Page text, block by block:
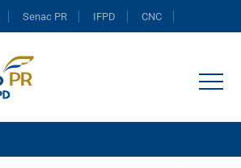
Senac PR IFPD CNC